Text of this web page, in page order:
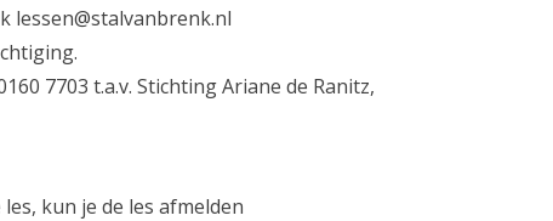
lessen@stalvanbrenk.nl
7703 t.a.v. Stichting Ariane de Ranitz,
kun je de les afmelden